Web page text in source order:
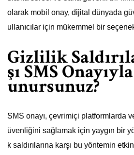
olarak mobil onay, dijital dünyada
ullanıcılar için mükemmel bir
Gizlilik
şı SMS
unursunuz?
SMS onayı, çevrimiçi platformlarda
üvenliğini sağlamak için yaygın bir
k saldırılarına karşı bu yöntemin